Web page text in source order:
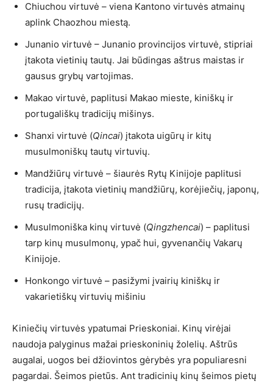
Chiuchou virtuvė – viena Kantono virtuvės atmainų
aplink Chaozhou miestą.
Junanio virtuvė – Junanio provincijos virtuvė, stipriai
įtakota vietinių tautų. Jai būdingas aštrus maistas ir
gausus grybų vartojimas.
Makao virtuvė, paplitusi Makao mieste, kiniškų ir
portugališkų tradicijų mišinys.
Shanxi virtuvė (Qincai) įtakota uigūrų ir kitų
musulmoniškų tautų virtuvių.
Mandžiūrų virtuvė – šiaurės Rytų Kinijoje paplitusi
tradicija, įtakota vietinių mandžiūrų, korėjiečių, japonų,
rusų tradicijų.
Musulmoniška kinų virtuvė (Qingzhencai) – paplitusi
tarp kinų musulmonų, ypač hui, gyvenančių Vakarų
Kinijoje.
Honkongo virtuvė – pasižymi įvairių kiniškų ir
vakarietiškų virtuvių mišiniu
Kiniečių virtuvės ypatumai Prieskoniai. Kinų virėjai
naudoja palyginus mažai prieskoninių žolelių. Aštrūs
augalai, uogos bei džiovintos gėrybės yra populiaresni
pagardai. Šeimos pietūs. Ant tradicinių kinų šeimos pietų